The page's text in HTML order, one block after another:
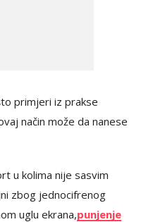
primjeri iz prakse
način može da nanese
u kolima nije sasvim
zbog jednocifrenog
uglu ekrana,punjenje